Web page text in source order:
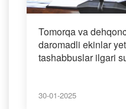
Tomorqa va
daromadli ekinlar
tashabbuslar ilgari
30-01-2025